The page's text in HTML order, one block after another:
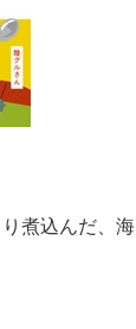
煮込んだ、海